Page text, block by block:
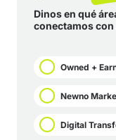
Dinos en qué
conectamos
Owned +
Newno
Digital